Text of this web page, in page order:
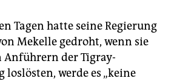
Tagen hatte seine Regierung
Mekelle gedroht, wenn sie
Anführern der Tigray-
werde es „keine